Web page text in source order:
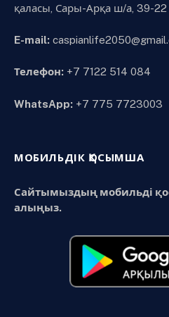
қаласы, Сары-Арқа ш/а, 39-22
E-mail:
Телефон: +7 7122 514 084
WhatsApp: +7 775 7723003
МОБИЛЬДІК ҚОСЫМША
Сайтымыздың мобильді
алыңыз.